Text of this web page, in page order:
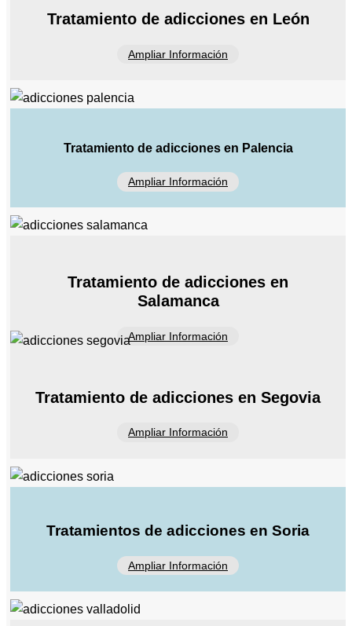
Tratamiento de adicciones en León
Ampliar Información
Tratamiento de adicciones en Palencia
Ampliar Información
Tratamiento de adicciones en
Salamanca
Ampliar Información
Tratamiento de adicciones en Segovia
Ampliar Información
Tratamientos de adicciones en Soria
Ampliar Información